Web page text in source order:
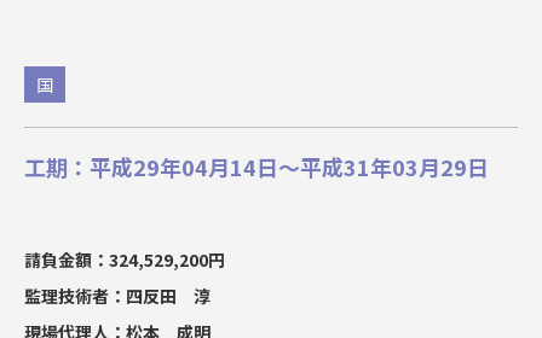
国
工期：平成29年04月14日～平成31年03月29日
請負金額：324,529,200円
監理技術者：四反田 淳
現場代理人：松本 成明